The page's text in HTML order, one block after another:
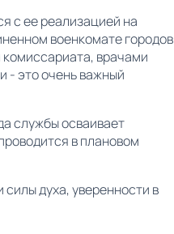
с ее реализацией на
военкомате городов
врачами
- это очень важный
службы осваивает
в плановом
духа, уверенности в